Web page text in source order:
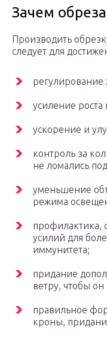
Зачем
Производить
следует для
регулирование
усиление
ускорение и
контроль за
не ломались
уменьшение
режима
профилактика,
усилий для
иммунитета;
придание
ветру, чтобы
правильное
кроны,